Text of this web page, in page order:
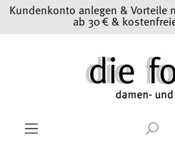
Zum Hauptinhalt springen
Kundenkonto anlegen & Vorteile
ab 30 € &